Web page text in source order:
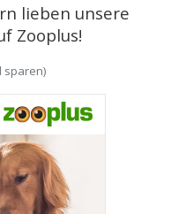
lieben unsere
Zooplus!
sparen)